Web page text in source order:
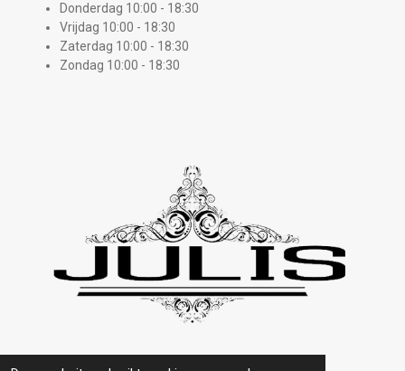
Donderdag 10:00 - 18:30
Vrijdag 10:00 - 18:30
Zaterdag 10:00 - 18:30
Zondag 10:00 - 18:30